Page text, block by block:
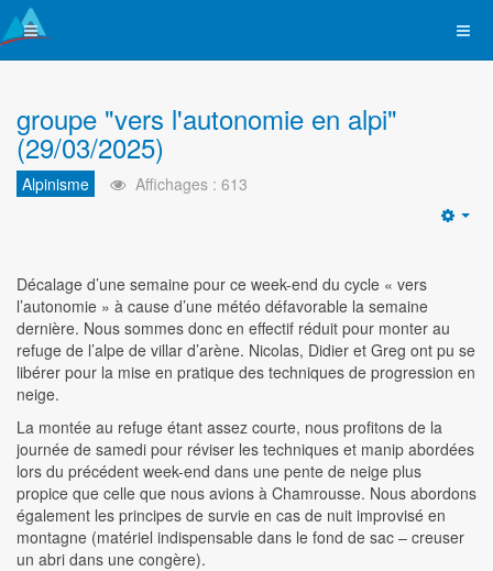
groupe "vers l'autonomie en alpi"
(29/03/2025)
Alpinisme Affichages : 613
Décalage d’une semaine pour ce week-end du cycle « vers
l’autonomie » à cause d’une météo défavorable la semaine
dernière. Nous sommes donc en effectif réduit pour monter au
refuge de l’alpe de villar d’arène. Nicolas, Didier et Greg ont pu se
libérer pour la mise en pratique des techniques de progression en
neige.
La montée au refuge étant assez courte, nous profitons de la
journée de samedi pour réviser les techniques et manip abordées
lors du précédent week-end dans une pente de neige plus
propice que celle que nous avions à Chamrousse. Nous abordons
également les principes de survie en cas de nuit improvisé en
montagne (matériel indispensable dans le fond de sac – creuser
un abri dans une congère).